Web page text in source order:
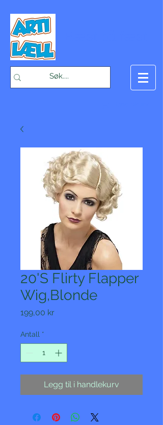
20'S Flirty Flapper
Wig,Blonde
199,00 krPris
Antall *
Legg til i handlekurv